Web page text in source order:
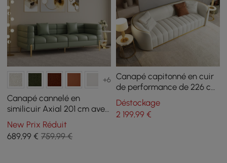
+6
Canapé cannelé en
similicuir Axial 201 cm avec
pieds dorés et oreillers
New Prix Réduit
689,99 € 759,99 €
Canapé capitonné en cuir
de performance de 226 cm
avec pieds dorés
Déstockage
2 199,99€